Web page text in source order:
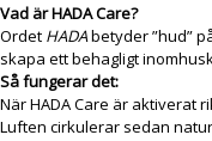
Vad är HADA Care?
Ordet HADAbetyder ”hud”
skapa ett behagligt
Så fungerar det:
När HADA Care är aktiverat
Luften cirkulerar sedan